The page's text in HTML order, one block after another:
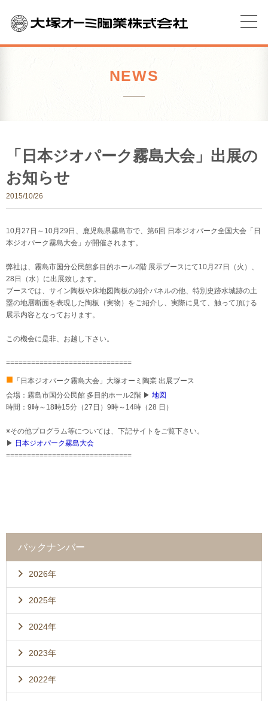
NEWS
「日本ジオパーク霧島大会」出展の
お知らせ
2015/10/26
10月27日～10月29日、鹿児島県霧島市で、第6回 日本ジオパーク全国大会「日
本ジオパーク霧島大会」が開催されます。
弊社は、霧島市国分公民館多目的ホール2階 展示ブースにて10月27日（火）、
28日（水）に出展致します。
ブースでは、サイン陶板や床地図陶板の紹介パネルの他、特別史跡水城跡の土
塁の地層断面を表現した陶板（実物）をご紹介し、実際に見て、触って頂ける
展示内容となっております。
この機会に是非、お越し下さい。
==============================
■ 「日本ジオパーク霧島大会」大塚オーミ陶業 出展ブース
会場：霧島市国分公民館 多目的ホール2階 ▶ 地図
時間：9時～18時15分（27日）9時～14時（28 日）
※その他プログラム等については、下記サイトをご覧下さい。
▶ 日本ジオパーク霧島大会
==============================
バックナンバー
2026年
2025年
2024年
2023年
2022年